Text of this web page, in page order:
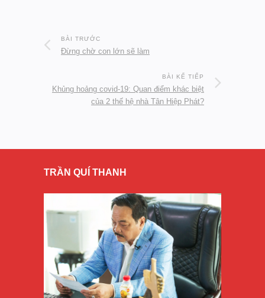
BÀI TRƯỚC
Đừng chờ con lớn sẽ làm
BÀI KẾ TIẾP
Khủng hoảng covid-19: Quan điểm khác biệt
của 2 thế hệ nhà Tân Hiệp Phát?
TRẦN QUÍ THANH